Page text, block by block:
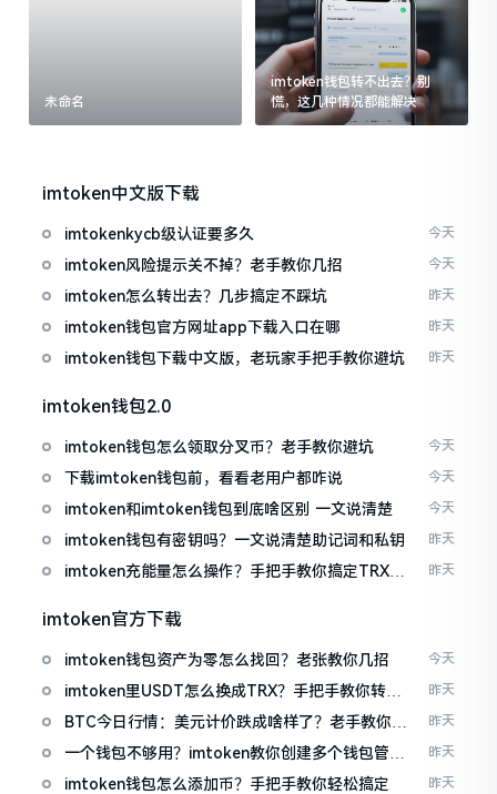
未命名
imtoken钱包转不出去？别
慌，这几种情况都能解决
imtoken中文版下载
imtokenkycb级认证要多久 今天
imtoken风险提示关不掉？老手教你几招 今天
imtoken怎么转出去？几步搞定不踩坑 昨天
imtoken钱包官方网址app下载入口在哪 昨天
imtoken钱包下载中文版，老玩家手把手教你避坑 昨天
imtoken钱包2.0
imtoken钱包怎么领取分叉币？老手教你避坑 今天
下载imtoken钱包前，看看老用户都咋说 今天
imtoken和imtoken钱包到底啥区别 一文说清楚 今天
imtoken钱包有密钥吗？一文说清楚助记词和私钥 昨天
imtoken充能量怎么操作？手把手教你搞定TRX手
昨天
imtoken官方下载
imtoken钱包资产为零怎么找回？老张教你几招 今天
imtoken里USDT怎么换成TRX？手把手教你转成
波场币
昨天
BTC今日行情：美元计价跌成啥样了？老手教你咋
昨天
一个钱包不够用？imtoken教你创建多个钱包管理
资产
昨天
imtoken钱包怎么添加币？手把手教你轻松搞定 昨天